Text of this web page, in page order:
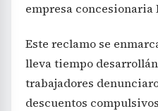
empresa concesionaria
Este reclamo se
lleva tiempo
trabajadores
descuentos